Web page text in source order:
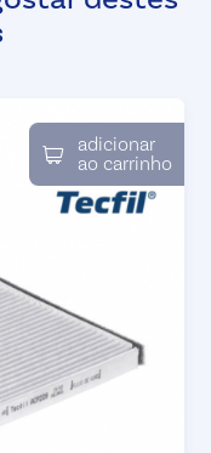
adicionar
ao carrinho